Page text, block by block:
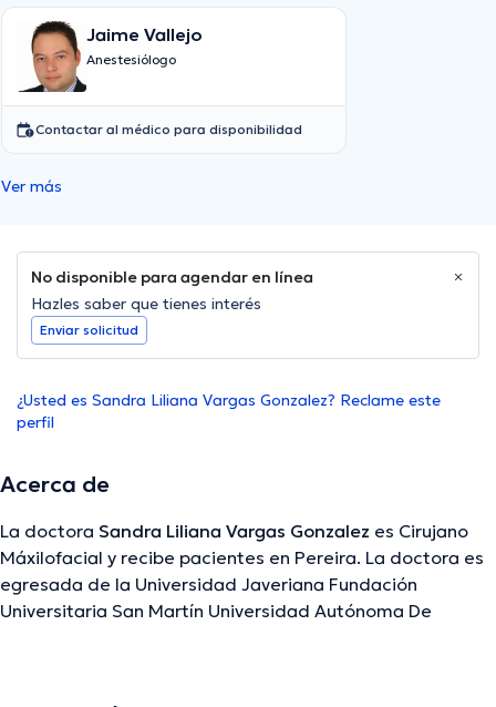
Jaime Vallejo
Anestesiólogo
Contactar al médico para disponibilidad
Ver más
No disponible para agendar en línea
Hazles saber que tienes interés
Enviar solicitud
¿Usted es Sandra Liliana Vargas Gonzalez? Reclame este
perfil
Acerca de
La doctora Sandra Liliana Vargas Gonzalez es Cirujano
Máxilofacial y recibe pacientes en Pereira. La doctora es
egresada de la Universidad Javeriana Fundación
Universitaria San Martín Universidad Autónoma De